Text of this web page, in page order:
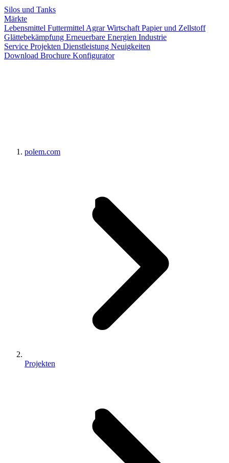
Silos und Tanks
Märkte
Lebensmittel Futtermittel Agrar Wirtschaft Papier und Zellstoff
Glättebekämpfung Erneuerbare Energien Industrie
Service Projekten Dienstleistung Neuigkeiten
Download Brochure Konfigurator
polem.com
Projekten